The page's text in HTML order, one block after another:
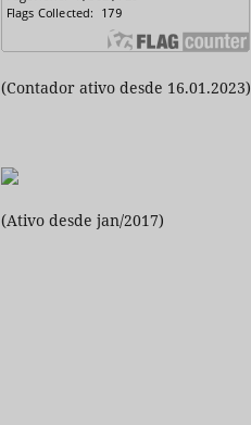
(Contador ativo desde 16.01.2023)
(Ativo desde jan/2017)